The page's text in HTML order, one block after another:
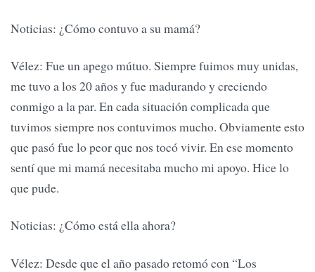
Noticias: ¿Cómo contuvo a su mamá?
Vélez: Fue un apego mútuo. Siempre fuimos muy unidas,
me tuvo a los 20 años y fue madurando y creciendo
conmigo a la par. En cada situación complicada que
tuvimos siempre nos contuvimos mucho. Obviamente esto
que pasó fue lo peor que nos tocó vivir. En ese momento
sentí que mi mamá necesitaba mucho mi apoyo. Hice lo
que pude.
Noticias: ¿Cómo está ella ahora?
Vélez: Desde que el año pasado retomó con “Los